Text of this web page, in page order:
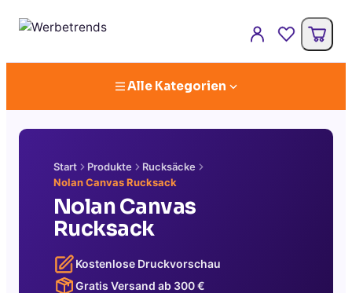
Alle Kategorien
Start Produkte
Rucksäcke
Nolan Canvas Rucksack
Nolan Canvas
Rucksack
Kostenlose Druckvorschau
Gratis Versand ab 300€